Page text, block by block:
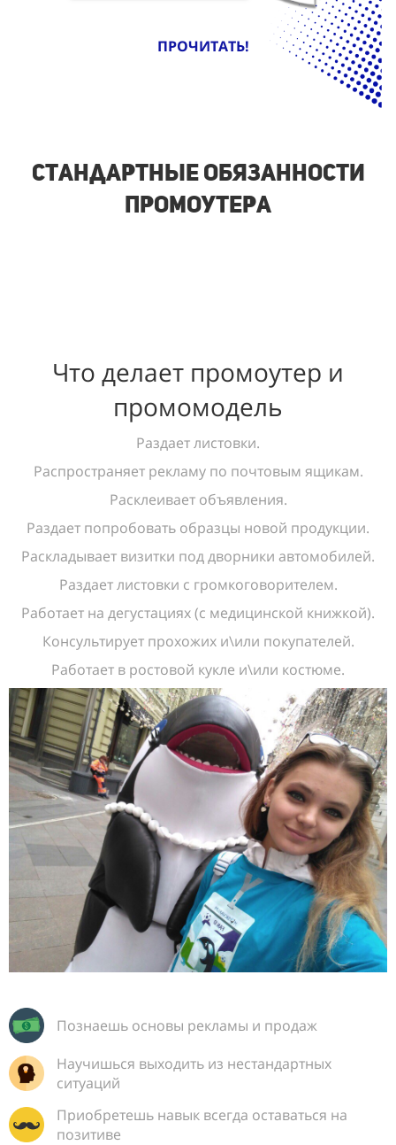
ПРОЧИТАТЬ!
Стандартные обязанности
промоутера
Что делает промоутер и
промомодель
Раздает листовки.
Распространяет рекламу по почтовым ящикам.
Расклеивает объявления.
Раздает попробовать образцы новой продукции.
Раскладывает визитки под дворники автомобилей.
Раздает листовки с громкоговорителем.
Работает на дегустациях (с медицинской книжкой).
Консультирует прохожих и\или покупателей.
Работает в ростовой кукле и\или костюме.
Познаешь основы рекламы и продаж
Научишься выходить из нестандартных
ситуаций
Приобретешь навык всегда оставаться на
позитиве